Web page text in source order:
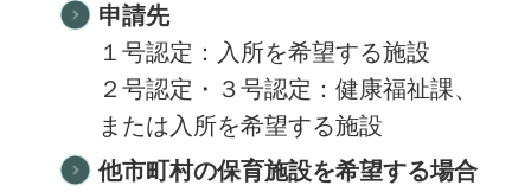
申請先
１号認定：入所を希望する施設
２号認定・３号認定：健康福祉課、
または入所を希望する施設
他市町村の保育施設を希望する場合